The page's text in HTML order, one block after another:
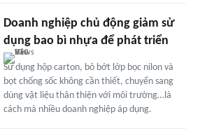
Doanh nghiệp chủ động giảm sử
dụng bao bì nhựa để phát triển
Sử dụng hộp carton, bỏ bớt lớp bọc nilon và
bọt chống sốc không cần thiết, chuyển sang
dùng vật liệu thân thiện với môi trường…là
cách mà nhiều doanh nghiệp áp dụng.